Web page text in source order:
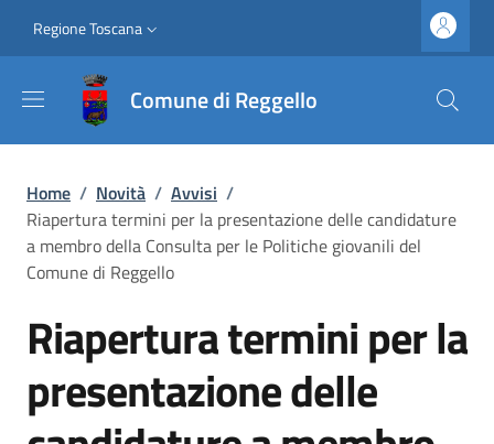
Slim top
Regione Toscana
Comune di Reggello
Briciole di pane
Home / Novità / Avvisi /
Riapertura termini per la presentazione delle candidature
a membro della Consulta per le Politiche giovanili del
Comune di Reggello
Riapertura termini per la
presentazione delle